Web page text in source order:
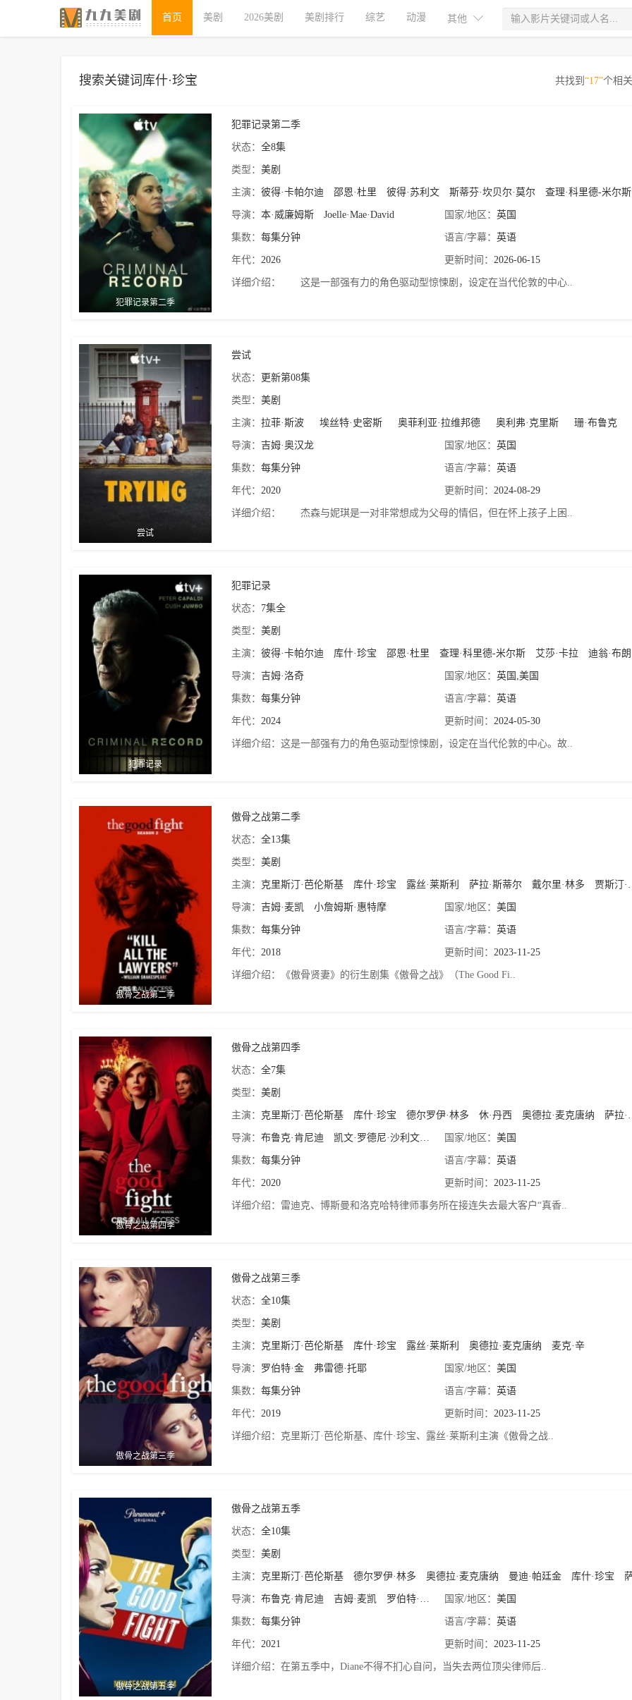
首页 美剧 2026美剧 美剧排行 综艺 动漫 其他
搜索关键词库什·珍宝 共找到 “17”个相
犯罪记录第二季
犯罪记录第二季
状态：全8集
类型：美剧
主演：彼得·卡帕尔迪 邵恩·杜里 彼得·苏利文 斯蒂芬·坎贝尔·莫尔 查理·科里德-米尔斯
导演：本·威廉姆斯 Joelle·Mae·David 国家/地区：英国
集数：每集分钟 语言/字幕：英语
年代：2026 更新时间：2026-06-15
详细介绍： 这是一部强有力的角色驱动型惊悚剧，设定在当代伦敦的中心..
尝试
尝试
状态： 更新第08集
类型：美剧
主演：拉菲·斯波 埃丝特·史密斯 奥菲利亚·拉维邦德 奥利弗·克里斯 珊·布鲁克
导演：吉姆·奥汉龙 国家/地区：英国
集数：每集分钟 语言/字幕：英语
年代：2020 更新时间：2024-08-29
详细介绍： 杰森与妮琪是一对非常想成为父母的情侣，但在怀上孩子上困..
犯罪记录
犯罪记录
状态： 7集全
类型：美剧
主演：彼得·卡帕尔迪 库什·珍宝 邵恩·杜里 查理·科里德-米尔斯 艾莎·卡拉 迪翁·布朗
导演：吉姆·洛奇 国家/地区：英国,美国
集数：每集分钟 语言/字幕：英语
年代：2024 更新时间：2024-05-30
详细介绍：这是一部强有力的角色驱动型惊悚剧，设定在当代伦敦的中心。故..
傲骨之战第二季
傲骨之战第二季
状态：全13集
类型：美剧
主演： 克里斯汀·芭伦斯基 库什·珍宝 露丝·莱斯利 萨拉·斯蒂尔 戴尔里·林多 贾斯汀·巴萨
导演：吉姆·麦凯 小詹姆斯·惠特摩 国家/地区：美国
集数：每集分钟 语言/字幕：英语
年代： 2018 更新时间： 2023-11-25
详细介绍： 《傲骨贤妻》的衍生剧集《傲骨之战》（The Good Fi..
傲骨之战第四季
傲骨之战第四季
状态：全7集
类型：美剧
主演： 克里斯汀·芭伦斯基 库什·珍宝 德尔罗伊·林多 休·丹西 奥德拉·麦克唐纳 萨拉·斯蒂尔
导演：布鲁克·肯尼迪 凯文·罗德尼·沙利文 Tess·Malone
国家/地区：美国
集数：每集分钟 语言/字幕：英语
年代： 2020 更新时间： 2023-11-25
详细介绍： 雷迪克、博斯曼和洛克哈特律师事务所在接连失去最大客户“真香..
傲骨之战第三季
傲骨之战第三季
状态：全10集
类型：美剧
主演： 克里斯汀·芭伦斯基 库什·珍宝 露丝·莱斯利 奥德拉·麦克唐纳 麦克·辛
导演： 罗伯特·金 弗雷德·托耶 国家/地区：美国
集数：每集分钟 语言/字幕：英语
年代： 2019 更新时间： 2023-11-25
详细介绍： 克里斯汀·芭伦斯基、库什·珍宝、露丝·莱斯利主演《傲骨之战..
傲骨之战第五季
傲骨之战第五季
状态：全10集
类型：美剧
主演： 克里斯汀·芭伦斯基 德尔罗伊·林多 奥德拉·麦克唐纳 曼迪·帕廷金 库什·珍宝 萨拉·
导演：布鲁克·肯尼迪 吉姆·麦凯 罗伯特·金 卡丽·普雷斯顿
国家/地区：美国
集数：每集分钟 语言/字幕：英语
年代：2021 更新时间：2023-11-25
详细介绍：在第五季中，Diane不得不扪心自问，当失去两位顶尖律师后..